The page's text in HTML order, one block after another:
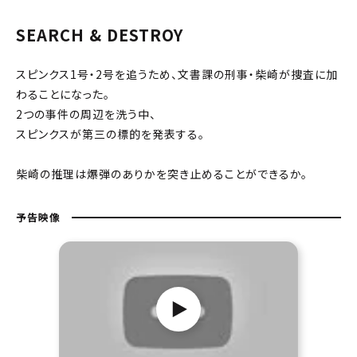
SEARCH & DESTROY
スピンクス1号・2号を追うため、文書課の刑事・柴崎が捜査に加
わることになった。
2つの事件の周辺を洗う中、
スピンクスが第三の標的を発表する。
柴崎の推理は爆弾のありかを突き止めることができるか。
予告映像